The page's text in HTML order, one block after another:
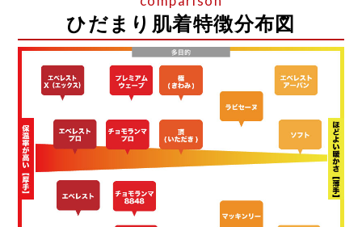
ひだまり肌着特徴分布図